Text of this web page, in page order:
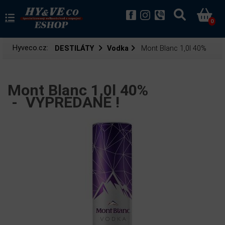
0
Hyveco.cz: DESTILÁTY Vodka Mont Blanc 1,0l 40%
Mont Blanc 1,0l 40%
- VYPREDANÉ !